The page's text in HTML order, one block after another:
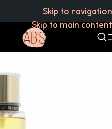
Skip to navigation
Skip to main content